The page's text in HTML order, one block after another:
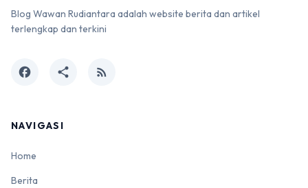
Blog Wawan Rudiantara adalah website berita dan artikel
terlengkap dan terkini
facebook share rss_feed
NAVIGASI
Home
Berita